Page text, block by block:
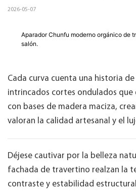
2026-05-07
Aparador Chunfu moderno orgánico de
salón.
Cada curva cuenta una historia
intrincados cortes ondulados
con bases de madera maciza,
valoran la calidad artesanal y el
Déjese cautivar por la belleza
fachada de travertino realzan la
contraste y estabilidad